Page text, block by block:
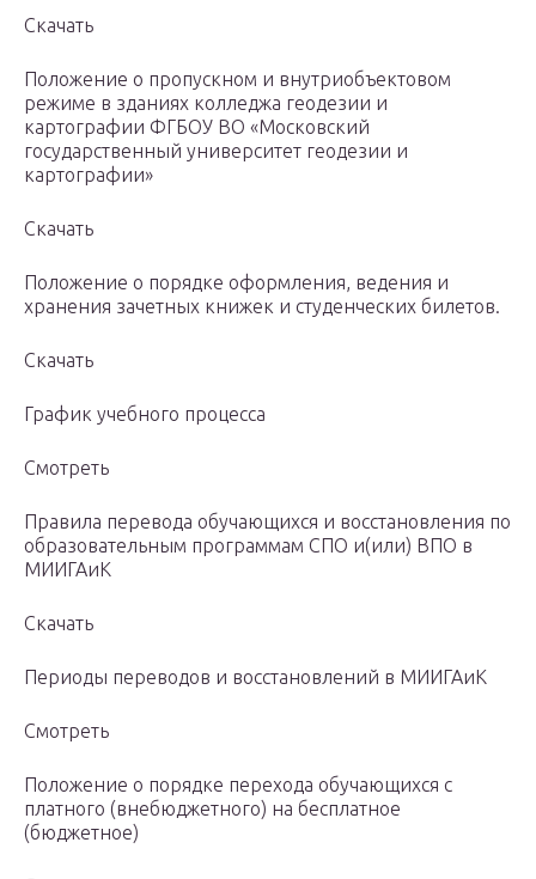
Скачать
Положение о пропускном и внутриобъектовом
режиме в зданиях колледжа геодезии и
картографии ФГБОУ ВО «Московский
государственный университет геодезии и
картографии»
Скачать
Положение о порядке оформления, ведения и
хранения зачетных книжек и студенческих билетов.
Скачать
График учебного процесса
Смотреть
Правила перевода обучающихся и восстановления по
образовательным программам СПО и(или) ВПО в
МИИГАиК
Скачать
Периоды переводов и восстановлений в МИИГАиК
Смотреть
Положение о порядке перехода обучающихся с
платного (внебюджетного) на бесплатное
(бюджетное)